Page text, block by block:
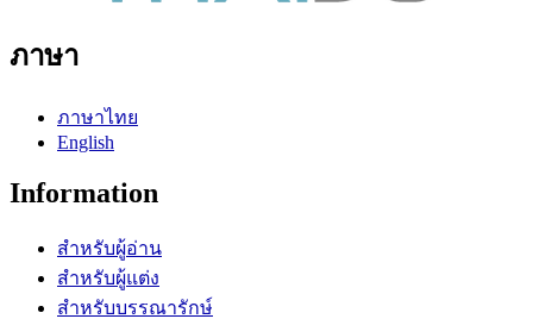
ภาษา
ภาษาไทย
English
Information
สำหรับผู้อ่าน
สำหรับผู้แต่ง
สำหรับบรรณารักษ์